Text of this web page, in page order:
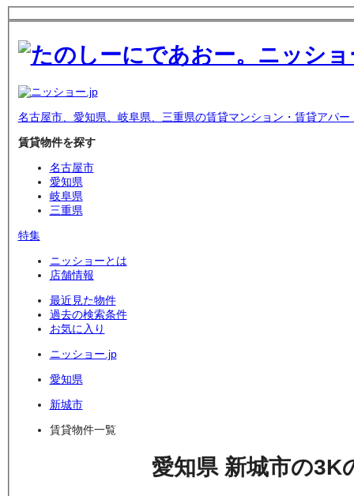
名古屋市、愛知県、岐阜県、三重県の賃貸マンション・賃貸アパー
賃貸物件を探す
名古屋市
愛知県
岐阜県
三重県
特集
ニッショーとは
店舗情報
最近見た物件
過去の検索条件
お気に入り
ニッショー.jp
愛知県
新城市
賃貸物件一覧
愛知県 新城市の3K